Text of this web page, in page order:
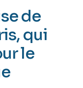
de
qui
le